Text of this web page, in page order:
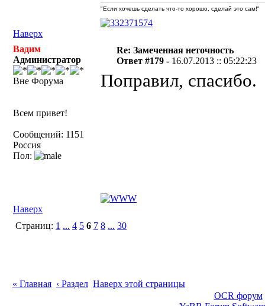
Наверх
"Если хочешь сделать что-то хорошо, сделай это сам!"
Вадим
Администратор
Вне Форума
Всем привет!
Сообщений: 1151
Россия
Пол:
Re: Замеченная неточность
Ответ #179 - 16.07.2013 :: 05:22:23
Поправил, спасибо.
Наверх
Страниц: 1 ... 4 5 6 7 8 ... 30
« Главная ‹ Раздел Наверх этой страницы
OCR форум